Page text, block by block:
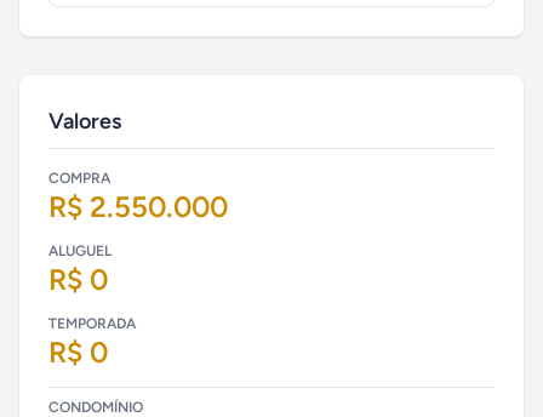
Valores
COMPRA
R$ 2.550.000
ALUGUEL
R$ 0
TEMPORADA
R$ 0
CONDOMÍNIO